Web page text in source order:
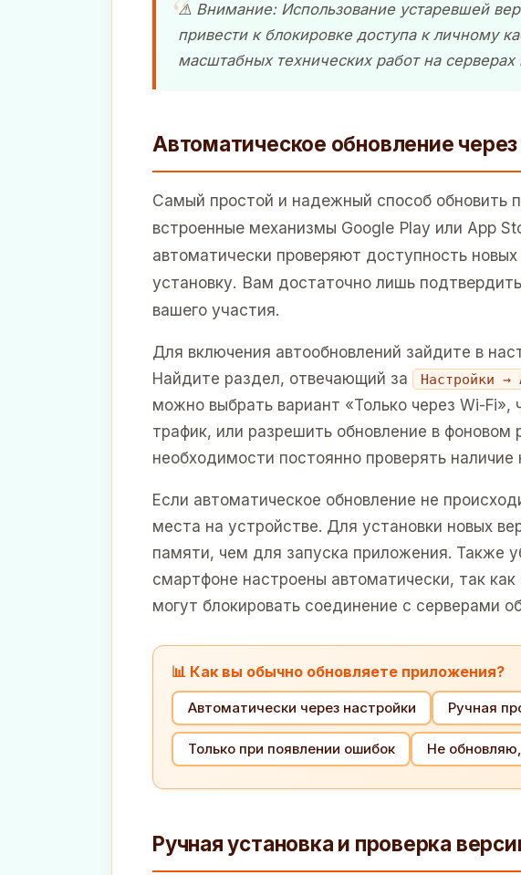
⚠️ Внимание: Использование устаревшей
привести к блокировке доступа к личному
масштабных технических работ на
Автоматическое обновление
Самый простой и надежный способ обновить
встроенные механизмы Google Play или App
автоматически проверяют доступность
установку. Вам достаточно лишь
вашего участия.
Для включения автообновлений зайдите в
Найдите раздел, отвечающий за
Настройки →
можно выбрать вариант «Только через Wi-
трафик, или разрешить обновление в
необходимости постоянно проверять наличие
Если автоматическое обновление не
места на устройстве. Для установки новых
памяти, чем для запуска приложения. Также
смартфоне настроены автоматически, так
могут блокировать соединение с серверами
📊 Как вы обычно обновляете приложения?
Автоматически через настройки Ручная
Только при появлении ошибок Не
Ручная установка и проверка